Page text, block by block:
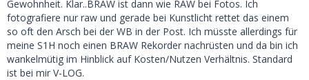
Gewohnheit. Klar..BRAW ist dann wie RAW bei Fotos. Ich
fotografiere nur raw und gerade bei Kunstlicht rettet das einem
so oft den Arsch bei der WB in der Post. Ich müsste allerdings für
meine S1H noch einen BRAW Rekorder nachrüsten und da bin ich
wankelmütig im Hinblick auf Kosten/Nutzen Verhältnis. Standard
ist bei mir V-LOG.